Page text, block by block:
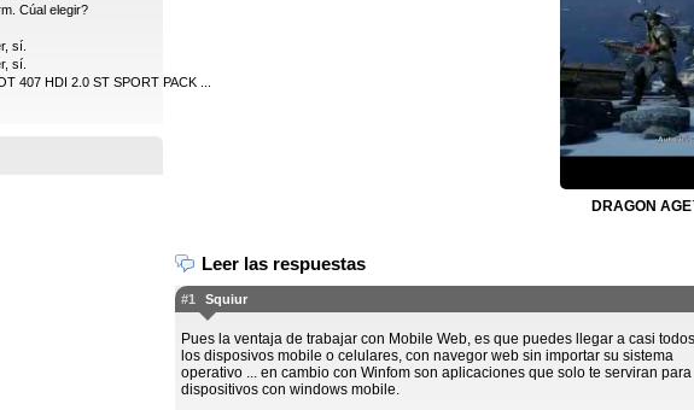
Cúal elegir?
sí.
sí.
407 HDI 2.0 ST SPORT PACK ...
DRAGON
Leer las respuestas
#1 Squiur
Pues la ventaja de trabajar con Mobile Web, es que puedes llegar a casi todos
los disposivos mobile o celulares, con navegor web sin importar su sistema
operativo ... en cambio con Winfom son aplicaciones que solo te serviran para
dispositivos con windows mobile.